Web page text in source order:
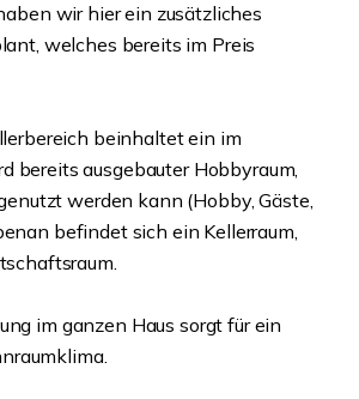
wir hier ein zusätzliches
welches bereits im Preis
beinhaltet ein im
bereits ausgebauter Hobbyraum,
werden kann (Hobby, Gäste,
befindet sich ein Kellerraum,
im ganzen Haus sorgt für ein